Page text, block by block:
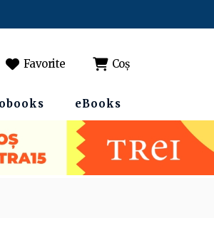
Favorite Coș
eBooks